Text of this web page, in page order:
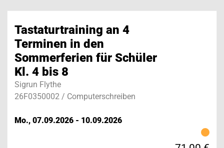
Tastaturtraining an 4
Terminen in den
Sommerferien für Schüler
Kl. 4 bis 8
Sigrun Flythe
26F0350002 / Computerschreiben
Mo., 07.09.2026 - 10.09.2026